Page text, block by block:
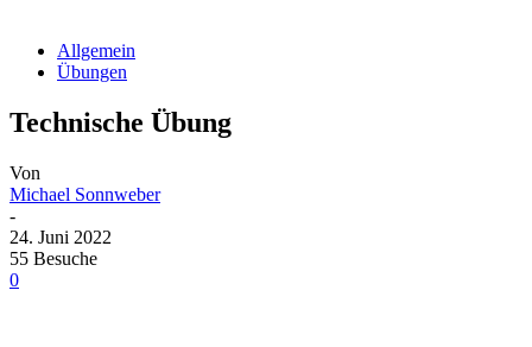
Allgemein
Übungen
Technische Übung
Von
Michael Sonnweber
-
24. Juni 2022
55 Besuche
0